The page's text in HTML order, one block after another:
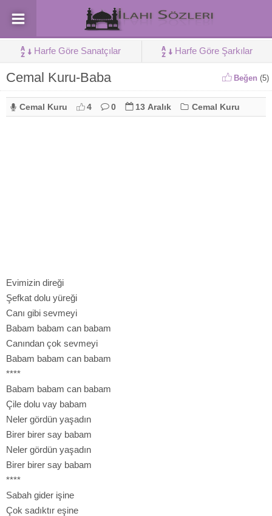
Harfe Göre Sanatçılar Harfe Göre Şarkılar
Cemal Kuru-Baba Beğen (5)
Cemal Kuru 4 0 13 Aralık Cemal Kuru
Evimizin direği
Şefkat dolu yüreği
Canı gibi sevmeyi
Babam babam can babam
Canından çok sevmeyi
Babam babam can babam
****
Babam babam can babam
Çile dolu vay babam
Neler gördün yaşadın
Birer birer say babam
Neler gördün yaşadın
Birer birer say babam
****
Sabah gider işine
Çok sadıktır eşine